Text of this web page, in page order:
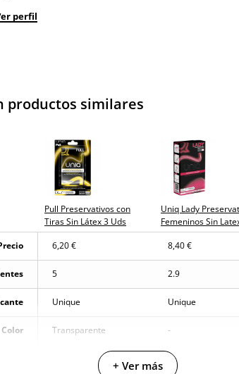
perfil
productos similares
Pull Preservativos con
Tiras Sin Látex 3 Uds
Uniq Lady
Femeninos Sin
6,20 € 8,40 €
5 2.9
Unique Unique
Color Transparente -
+ Ver más